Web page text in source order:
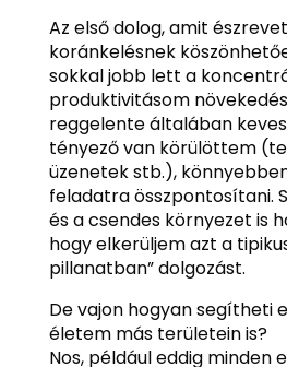
Az első dolog, amit
koránkelésnek
sokkal jobb lett a
produktivitásom
reggelente általában
tényező van körülöttem
üzenetek stb.),
feladatra összpontosítani.
és a csendes környezet is
hogy elkerüljem azt a
pillanatban” dolgozást.
De vajon hogyan segítheti
életem más területein is?
Nos, például eddig minden